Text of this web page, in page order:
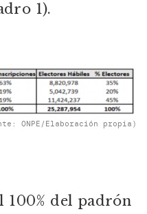
1).
ONPE/Elaboración propia)
100% del padrón